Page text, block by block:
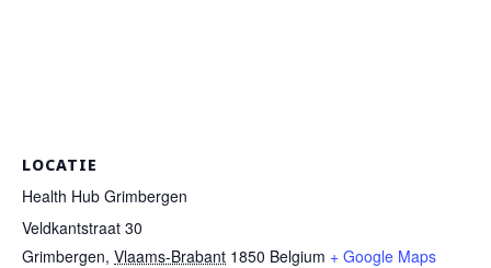
LOCATIE
Health Hub Grimbergen
Veldkantstraat 30
Grimbergen, Vlaams-Brabant 1850 Belgium + Google Maps